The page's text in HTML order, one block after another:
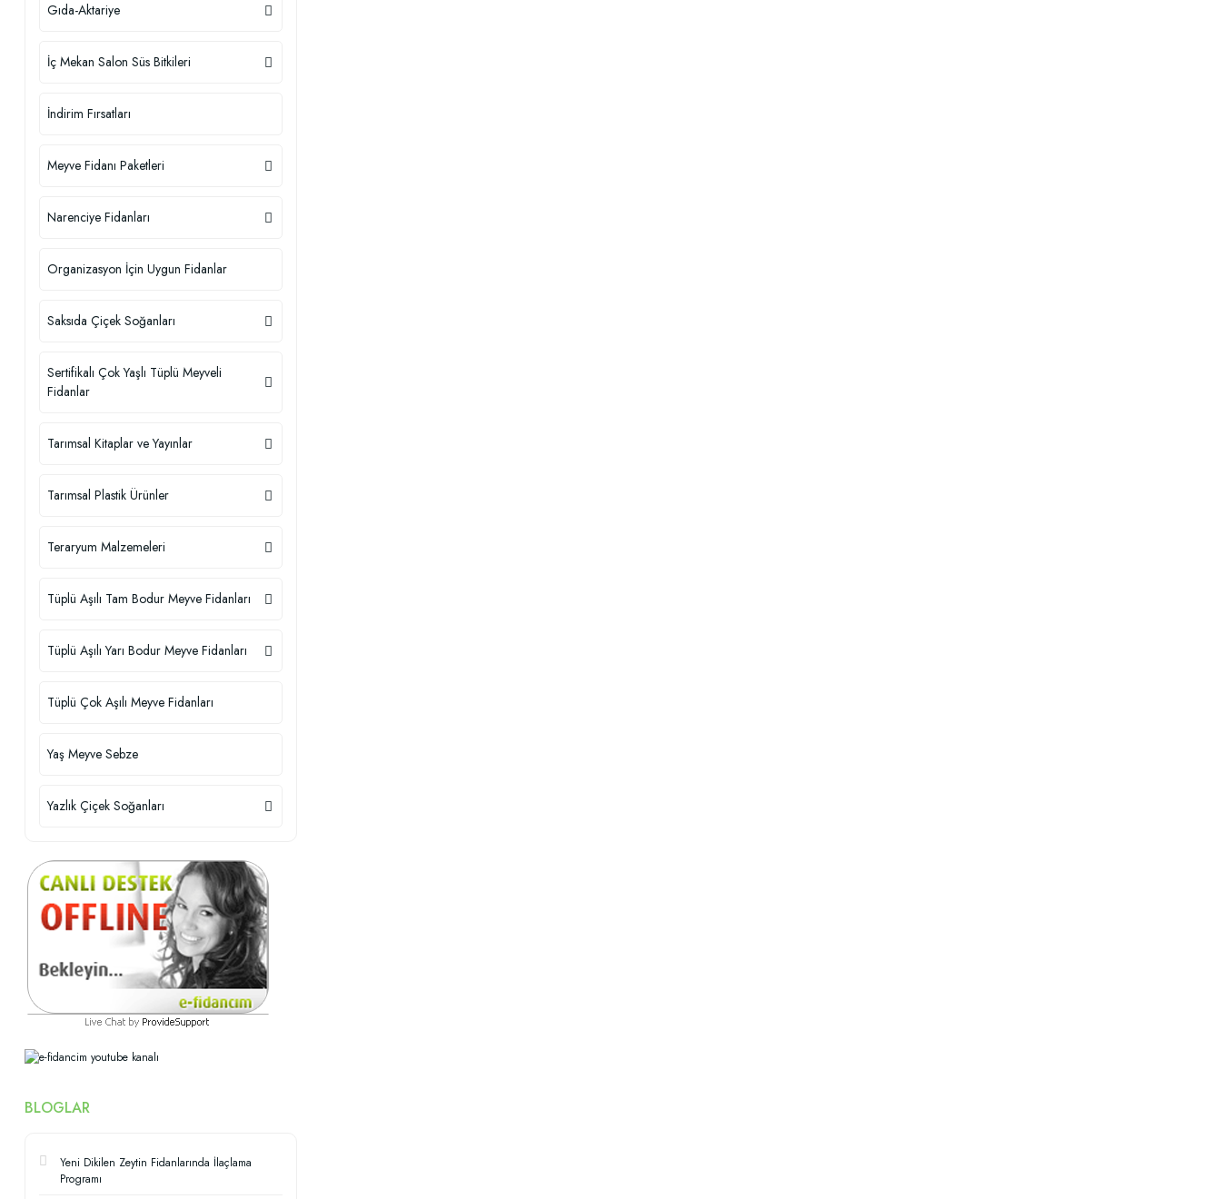
Gıda-Aktariye
İç Mekan Salon Süs Bitkileri
İndirim Fırsatları
Meyve Fidanı Paketleri
Narenciye Fidanları
Organizasyon İçin Uygun Fidanlar
Saksıda Çiçek Soğanları
Sertifikalı Çok Yaşlı Tüplü Meyveli
Fidanlar
Tarımsal Kitaplar ve Yayınlar
Tarımsal Plastik Ürünler
Teraryum Malzemeleri
Tüplü Aşılı Tam Bodur Meyve Fidanları
Tüplü Aşılı Yarı Bodur Meyve Fidanları
Tüplü Çok Aşılı Meyve Fidanları
Yaş Meyve Sebze
Yazlık Çiçek Soğanları
BLOGLAR
Yeni Dikilen Zeytin Fidanlarında İlaçlama
Programı